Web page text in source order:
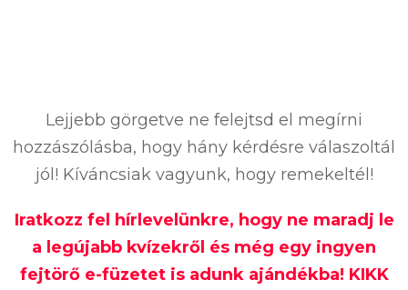
Lejjebb görgetve ne felejtsd el megírni
hozzászólásba, hogy hány kérdésre válaszoltál
jól! Kíváncsiak vagyunk, hogy remekeltél!
Iratkozz fel hírlevelünkre, hogy ne maradj le
a legújabb kvízekről és még egy ingyen
fejtörő e-füzetet is adunk ajándékba! KIKK